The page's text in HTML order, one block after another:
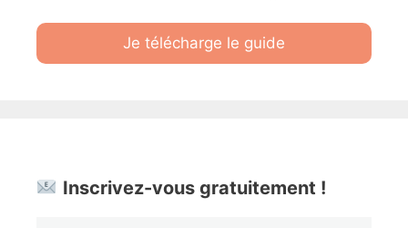
Je télécharge le guide
Inscrivez-vous gratuitement !